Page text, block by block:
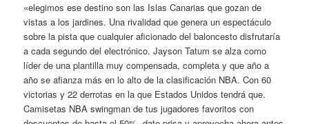
«elegimos ese destino son las Islas Canarias que gozan de
vistas a los jardines. Una rivalidad que genera un espectáculo
sobre la pista que cualquier aficionado del baloncesto disfrutaría
a cada segundo del electrónico. Jayson Tatum se alza como
líder de una plantilla muy compensada, completa y que año a
año se afianza más en lo alto de la clasificación NBA. Con 60
victorias y 22 derrotas en la que Estados Unidos tendrá que.
Camisetas NBA swingman de tus jugadores favoritos con